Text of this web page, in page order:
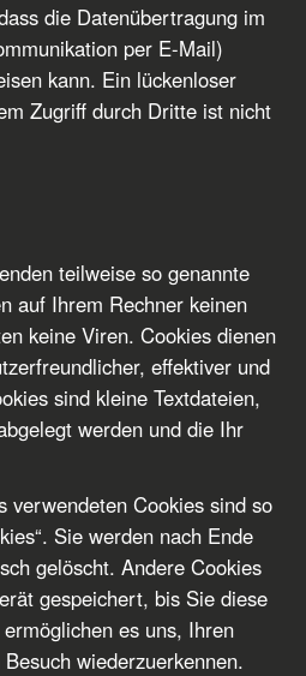
die Datenübertragung im
per E-Mail)
kann. Ein lückenloser
Zugriff durch Dritte ist nicht
teilweise so genannte
auf Ihrem Rechner keinen
keine Viren. Cookies dienen
effektiver und
sind kleine Textdateien,
werden und die Ihr
verwendeten Cookies sind so
Sie werden nach Ende
gelöscht. Andere Cookies
gespeichert, bis Sie diese
es uns, Ihren
wiederzuerkennen.